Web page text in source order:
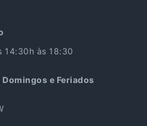
14:30h às 18:30
e Feriados